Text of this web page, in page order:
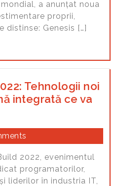
a anunțat noua
proprii,
distinse: Genesis […]
Tehnologii noi
integrată ce va
2022, evenimentul
programatorilor,
liderilor în industria IT,